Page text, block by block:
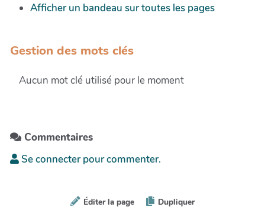
Afficher un bandeau sur toutes les pages
Gestion des mots clés
Aucun mot clé utilisé pour le moment
Commentaires
Se connecter pour commenter.
Éditer la page Dupliquer